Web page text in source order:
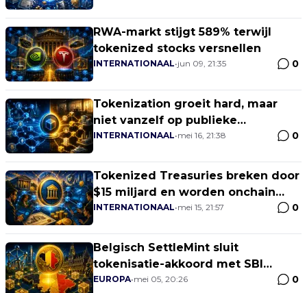
RWA-markt stijgt 589% terwijl
tokenized stocks versnellen
INTERNATIONAAL•jun 09, 21:35 0
Tokenization groeit hard, maar
niet vanzelf op publieke
blockchains
INTERNATIONAAL•mei 16, 21:38 0
Tokenized Treasuries breken door
$15 miljard en worden onchain
veilige haven
INTERNATIONAAL•mei 15, 21:57 0
Belgisch SettleMint sluit
tokenisatie-akkoord met SBI
Digital Markets
EUROPA•mei 05, 20:26 0